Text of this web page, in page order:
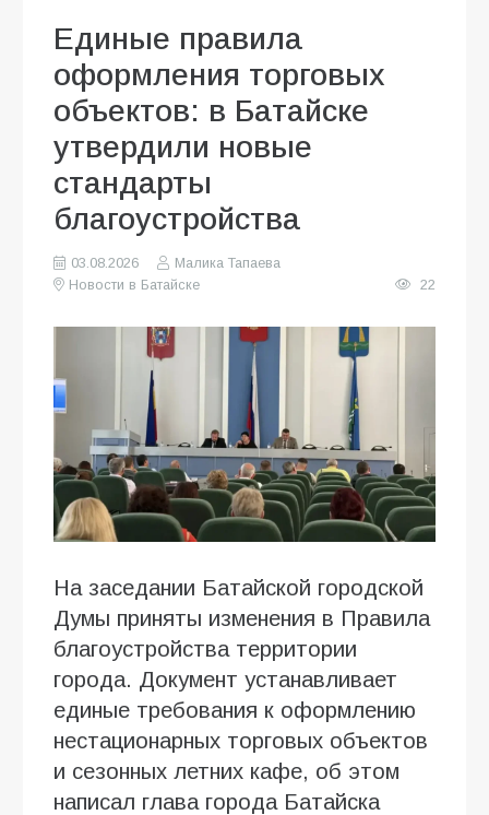
Единые правила
оформления торговых
объектов: в Батайске
утвердили новые
стандарты
благоустройства
03.08.2026
Малика Тапаева
Новости в Батайске
22
На заседании Батайской городской
Думы приняты изменения в Правила
благоустройства территории
города. Документ устанавливает
единые требования к оформлению
нестационарных торговых объектов
и сезонных летних кафе, об этом
написал глава города Батайска